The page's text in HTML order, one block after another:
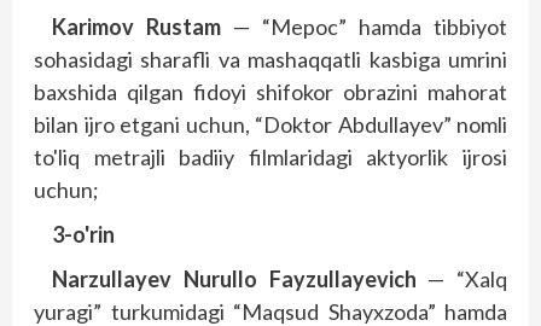
Karimov Rustam — “Mepoc” hamda tibbiyot
sohasidagi sharafli va mashaqqatli kasbiga umrini
baxshida qilgan fidoyi shifokor obrazini mahorat
bilan ijro etgani uchun, “Doktor Abdullayev” nomli
to'liq metrajli badiiy filmlaridagi aktyorlik ijrosi
uchun;
3-o'rin
Narzullayev Nurullo Fayzullayevich — “Xalq
yuragi” turkumidagi “Maqsud Shayxzoda” hamda